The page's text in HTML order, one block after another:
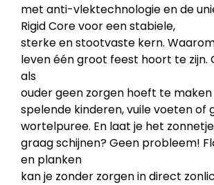
met anti-vlektechnologie en de
Rigid Core voor een stabiele,
sterke en stootvaste kern.
leven één groot feest hoort te zijn.
als
ouder geen zorgen hoeft te
spelende kinderen, vuile voeten of
wortelpuree. En laat je het
graag schijnen? Geen probleem!
en planken
kan je zonder zorgen in direct